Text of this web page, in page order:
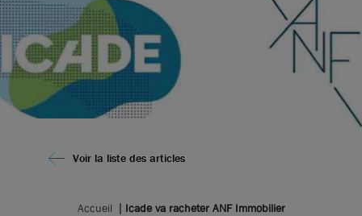
Voir la liste des articles
Accueil Icade va racheter ANF Immobilier